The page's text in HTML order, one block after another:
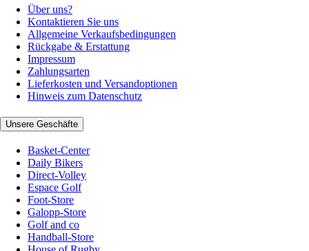
Über uns?
Kontaktieren Sie uns
Allgemeine Verkaufsbedingungen
Rückgabe & Erstattung
Impressum
Zahlungsarten
Lieferkosten und Versandoptionen
Hinweis zum Datenschutz
Unsere Geschäfte
Basket-Center
Daily Bikers
Direct-Volley
Espace Golf
Foot-Store
Galopp-Store
Golf and co
Handball-Store